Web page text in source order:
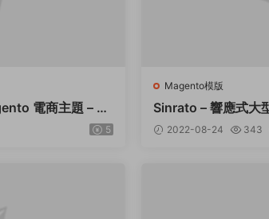
電商主題 – v1.
5
Magento模版
Sinrato – 響應式大
2022-08-24 343